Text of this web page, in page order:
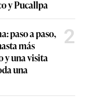
y Pucallpa
paso a paso,
más
y una visita
una
2